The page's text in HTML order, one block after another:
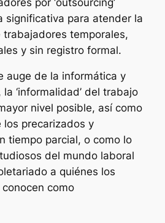
significativa para atender la
temporales,
y sin registro formal.
auge de la informática y
‘informalidad’ del trabajo
nivel posible, así como
los precarizados y
tiempo parcial, o como lo
del mundo laboral
a quiénes los
como